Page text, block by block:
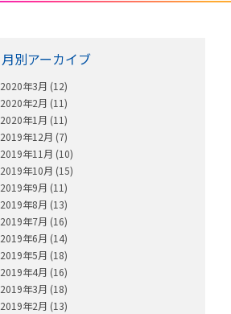
月別アーカイブ
2020年3月 (12)
2020年2月 (11)
2020年1月 (11)
2019年12月 (7)
2019年11月 (10)
2019年10月 (15)
2019年9月 (11)
2019年8月 (13)
2019年7月 (16)
2019年6月 (14)
2019年5月 (18)
2019年4月 (16)
2019年3月 (18)
2019年2月 (13)